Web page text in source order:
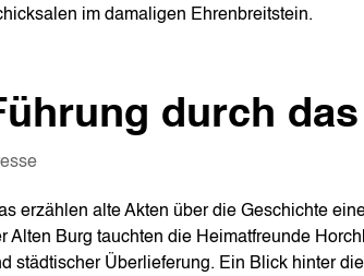
im damaligen Ehrenbreitstein.
durch
erzählen alte Akten über die Geschichte
Alten Burg tauchten die Heimatfreunde
städtischer Überlieferung. Ein Blick hinter